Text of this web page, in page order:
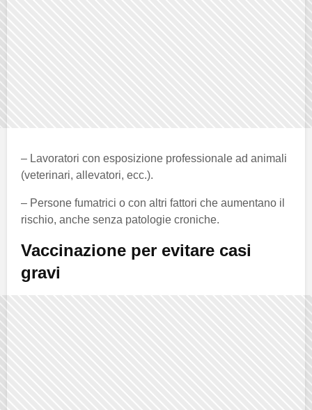
– Lavoratori con esposizione professionale ad animali
(veterinari, allevatori, ecc.).
– Persone fumatrici o con altri fattori che aumentano il
rischio, anche senza patologie croniche.
Vaccinazione per evitare casi
gravi